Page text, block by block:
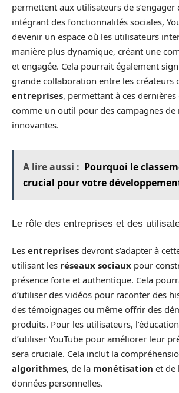
permettent aux utilisateurs de s’engager
intégrant des fonctionnalités sociales,
devenir un espace où les utilisateurs
manière plus dynamique, créant une
et engagée. Cela pourrait également
grande collaboration entre les créateurs
entreprises, permettant à ces dernières
comme un outil pour des campagnes de
innovantes.
A lire aussi : Pourquoi le
crucial pour votre
Le rôle des entreprises et des
Les entreprises devront s’adapter à
utilisant les réseaux sociaux pour
présence forte et authentique. Cela
d’utiliser des vidéos pour raconter des
des témoignages ou même offrir des
produits. Pour les utilisateurs,
d’utiliser YouTube pour améliorer leur
sera cruciale. Cela inclut la
algorithmes, de la monétisation et de
données personnelles.